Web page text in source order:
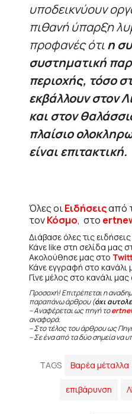
υποδεικνύουν
πιθανή ύπαρξη
προφανές ότιη
συστηματική
περιοχής, τόσο
εκβάλλουν στον
και στον
πλαίσιο
είναι επιτακτική.
Όλες οιΕιδήσειςαπό
τονΚόσμο, στο
Διάβασε όλες τις
Κάνε like στη σελίδα μας
Ακολούθησε μας στο
Κάνε εγγραφή στο κανάλι
Γίνε μέλος στο κανάλι μας
Προσοχή! Επιτρέπεται η
παραπάνω άρθρου (όχι
– Αναφέρεται ως πηγή το
αναφορά.
– Στο τέλος του άρθρου ως
– Σε ένα από τα δύο σημεία να
TAGS Βαρέα μέταλλα
επιβάρυνση